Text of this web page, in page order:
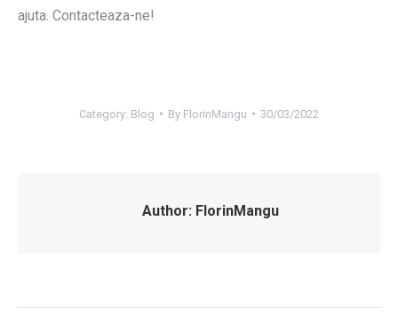
ajuta. Contacteaza-ne!
Category: Blog By FlorinMangu 30/03/2022
Author: FlorinMangu